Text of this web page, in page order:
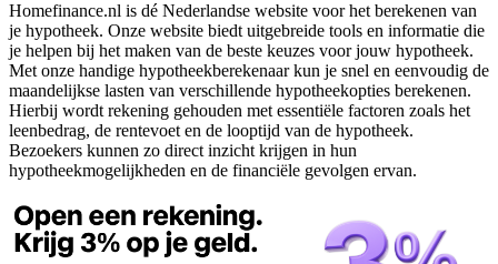
Homefinance.nl is dé Nederlandse website voor het berekenen van
je hypotheek. Onze website biedt uitgebreide tools en informatie die
je helpen bij het maken van de beste keuzes voor jouw hypotheek.
Met onze handige hypotheekberekenaar kun je snel en eenvoudig de
maandelijkse lasten van verschillende hypotheekopties berekenen.
Hierbij wordt rekening gehouden met essentiële factoren zoals het
leenbedrag, de rentevoet en de looptijd van de hypotheek.
Bezoekers kunnen zo direct inzicht krijgen in hun
hypotheekmogelijkheden en de financiële gevolgen ervan.